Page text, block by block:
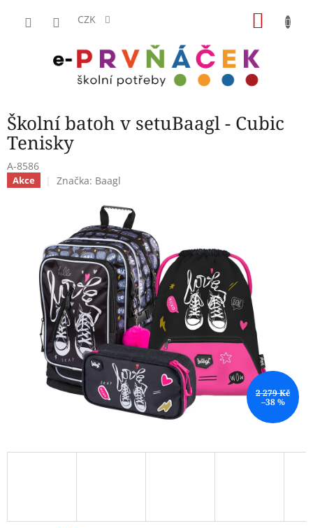
CZK
Školní batoh v setuBaagl - Cubic
Tenisky
A-8586
Akce Značka: Baagl
2 279 Kč
–38 %